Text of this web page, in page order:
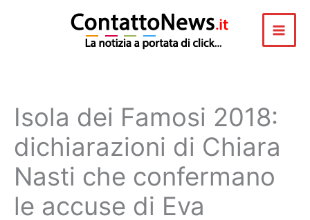
Isola dei Famosi 2018:
dichiarazioni di Chiara
Nasti che confermano
le accuse di Eva